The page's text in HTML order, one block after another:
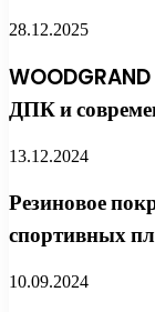
28.12.2025
ДПК и
13.12.2024
Резиновое
спортивных
10.09.2024